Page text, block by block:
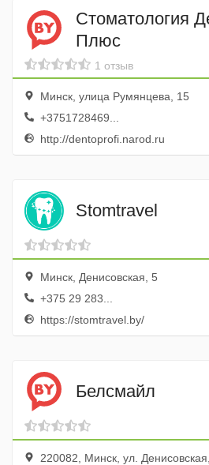
Стоматология
Плюс
1 отзыв
Минск, улица Румянцева, 15
+3751728469...
http://dentoprofi.narod.ru
Stomtravel
Минск, Денисовская, 5
+375 29 283...
https://stomtravel.by/
Белсмайл
220082, Минск, ул.